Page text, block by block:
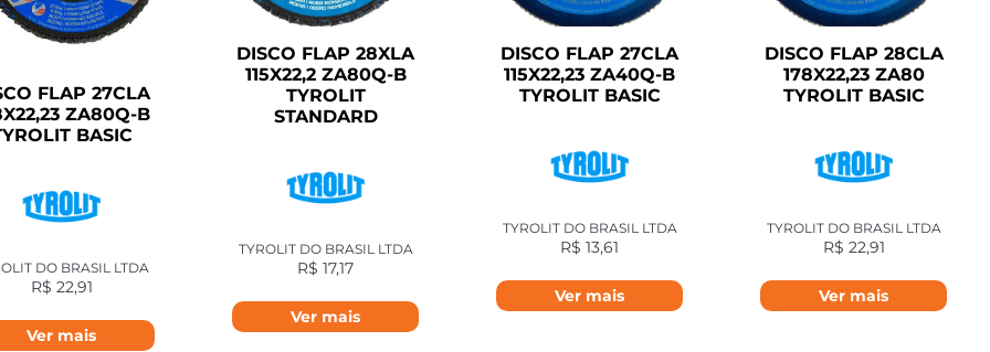
FLAP 27CLA
ZA80Q-B
BASIC
DO BRASIL LTDA
R$ 22,91
Ver mais
DISCO FLAP 28XLA
115X22,2 ZA80Q-B
TYROLIT
STANDARD
TYROLIT DO BRASIL LTDA
R$ 17,17
Ver mais
DISCO FLAP 27CLA
115X22,23 ZA40Q-B
TYROLIT BASIC
TYROLIT DO BRASIL LTDA
R$ 13,61
Ver mais
DISCO FLAP 28CLA
178X22,23 ZA80
TYROLIT BASIC
TYROLIT DO BRASIL LTDA
R$ 22,91
Ver mais